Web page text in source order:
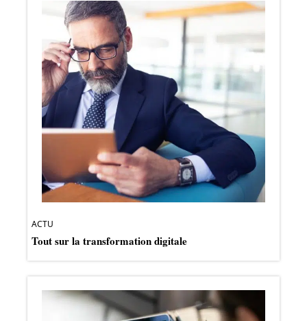
ACTU
Tout sur la transformation digitale